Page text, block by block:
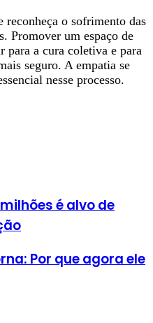
reconheça o sofrimento das
Promover um espaço de
para a cura coletiva e para
seguro. A empatia se
nesse processo.
é alvo de
Por que agora ele